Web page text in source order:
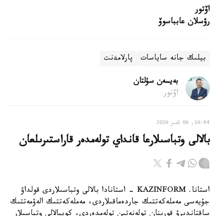
اۆتور
رۋسلان عابباسوۆ
بيلىك جانە ساياسات پارلامةنت
بەيسەن سۇلتان
اۆتور
16:44, 06 تامىز 2026
بالالى وتباسىلارعا قانداي تولەمدەر قاراستىرىلعان
استانا. KAZINFORM - استانادا بالالى وتباسىلاردى قولداۋ
جۇيەسى مەملەكەتتىك جاردەماقىلاردى، مەملەكەتتىك الەۋمەتتىك